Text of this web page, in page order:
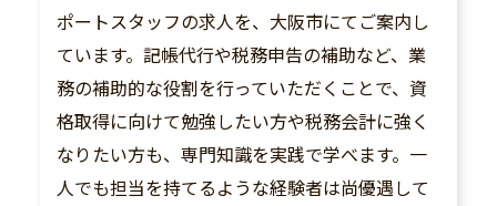
ポートスタッフの求人を、大阪市にてご案内し
ています。記帳代行や税務申告の補助など、業
務の補助的な役割を行っていただくことで、資
格取得に向けて勉強したい方や税務会計に強く
なりたい方も、専門知識を実践で学べます。一
人でも担当を持てるような経験者は尚優遇して